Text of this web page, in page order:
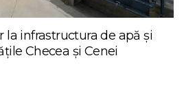
la infrastructura de apă și
Checea și Cenei